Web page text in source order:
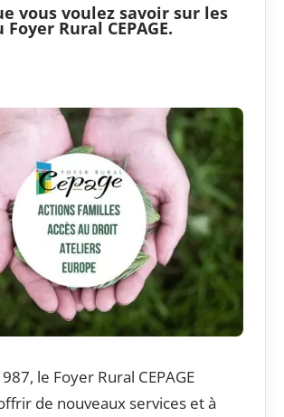
vous voulez savoir sur les
Rural CEPAGE.
le Foyer Rural CEPAGE
de nouveaux services et à